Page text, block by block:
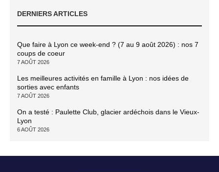
DERNIERS ARTICLES
Que faire à Lyon ce week-end ? (7 au 9 août 2026) : nos 7
coups de coeur
7 AOÛT 2026
Les meilleures activités en famille à Lyon : nos idées de
sorties avec enfants
7 AOÛT 2026
On a testé : Paulette Club, glacier ardéchois dans le Vieux-
Lyon
6 AOÛT 2026